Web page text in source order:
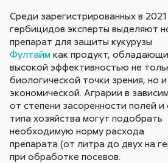
Среди зарегистрированных в
гербицидов эксперты выделяют
препарат для защиты кукурузы
Фултайм как продукт,
высокой эффективностью не
биологической точки зрения, но
экономической. Аграрии в
от степени засоренности полей и
типа хозяйства могут подобрать
необходимую норму расхода
препарата (от литра до двух на
при обработке посевов.